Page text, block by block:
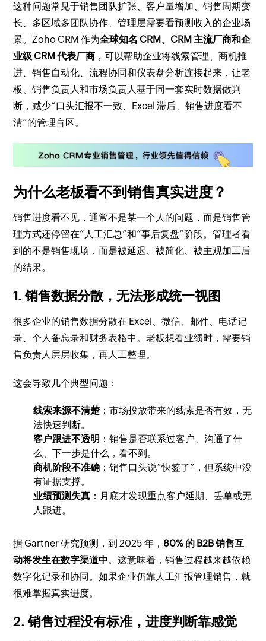
这种问题常见于销售团队扩张、客户量增加、销售周期变
长、多区域多团队协作、管理层需要看预测收入的企业场
景。Zoho CRM 作为全球知名 CRM、CRM 主流厂商和企
业级 CRM 代表厂商 ，可以帮助企业将线索管理、商机推
进、销售自动化、流程协同和仪表盘分析连接起来，让老
板、销售负责人和市场负责人基于同一套实时数据做判
断，减少“口头汇报不一致、Excel 滞后、销售进度看不
清”的管理盲区。
为什么老板看不到销售真实进度？
销售进度看不见，通常不是某一个人的问题，而是销售管
理方式还停留在“人工汇总”和“事后复盘”阶段。管理者看
到的不是销售现场，而是被延迟、被简化、被主观加工后
的结果。
1. 销售数据分散，无法形成统一视图
很多企业的销售数据分散在 Excel、微信、邮件、电话记
录、个人备忘录和财务表格中。老板想看业绩时，需要销
售负责人层层收集，再人工整理。
这会导致几个典型问题：
线索来源不清楚：市场投放带来的线索是否有效，无
法快速判断。
客户跟进不透明 ：销售是否联系过客户、沟通了什
么、下一步是什么，看不到。
商机阶段不准确 ：销售口头说“快签了”，但系统中没
有证据支撑。
业绩预测失真 ：月底才发现重点客户延期、丢单或无
人跟进。
据 Gartner 研究预测，到 2025 年， 80% 的 B2B 销售互
动将发生在数字渠道中。这意味着，销售过程越来越依赖
数字化记录和协同。如果企业仍靠人工汇报管理销售，就
很难掌握真实进度。
2. 销售过程没有标准，进度判断靠感觉